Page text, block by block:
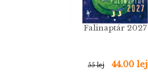
Falinaptár 2027
55 lej 44.00 lej